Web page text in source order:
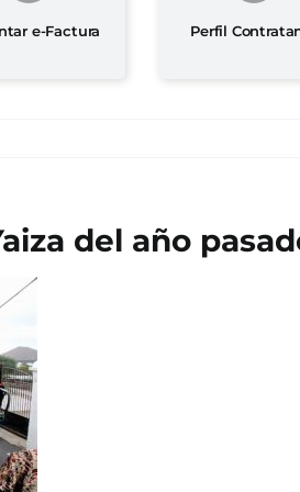
e-Factura Perfil
del año